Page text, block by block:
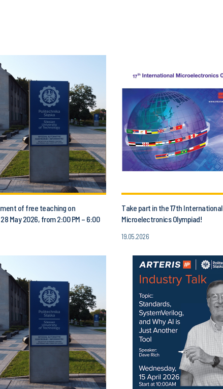
of free teaching on
May 2026, from 2:00 PM – 6:00
Take part in the 17th International
Microelectronics Olympiad!
19.05.2026